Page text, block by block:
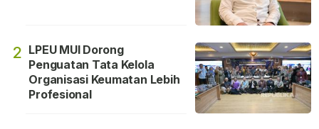
2 LPEU MUI Dorong
Penguatan Tata Kelola
Organisasi Keumatan Lebih
Profesional